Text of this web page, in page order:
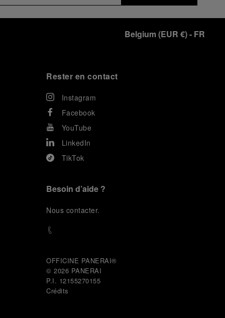
Belgium (EUR €)- FR
Rester en contact
Instagram
Facebook
YouTube
LinkedIn
TikTok
Besoin d’aide ?
Nous contacter.
OFFICINE PANERAI®
© 2026 PANERAI
P.I. 12155270155
Crédits